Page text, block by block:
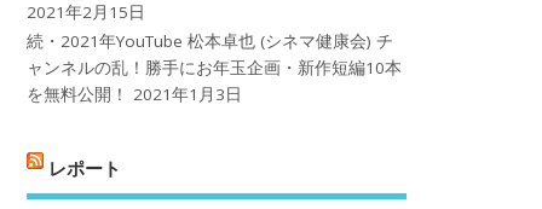
2021年2月15日
続・2021年YouTube 松本卓也 (シネマ健康会) チ
ャンネルの乱！勝手にお年玉企画・新作短編10本
を無料公開！
2021年1月3日
レポート